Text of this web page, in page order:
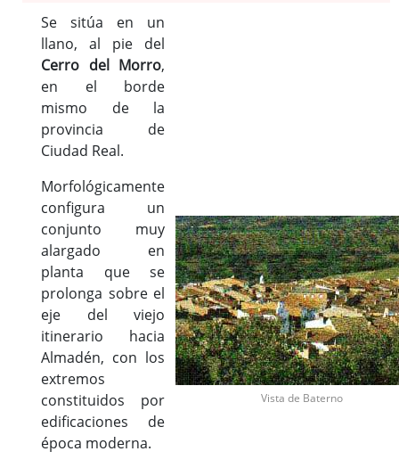
Información General
Historia
Monumentos
Gastronomía
Fiestas
Turismo
Población
Corporación
Correo-e gratis
Códigos para FACe
Se sitúa en un
llano, al pie del
Cerro del Morro,
en el borde
mismo de la
provincia de
Ciudad Real.
Morfológicamente
configura un
conjunto muy
alargado en
planta que se
prolonga sobre el
eje del viejo
itinerario hacia
Almadén, con los
extremos
constituidos por
edificaciones de
época moderna.
Vista de Baterno